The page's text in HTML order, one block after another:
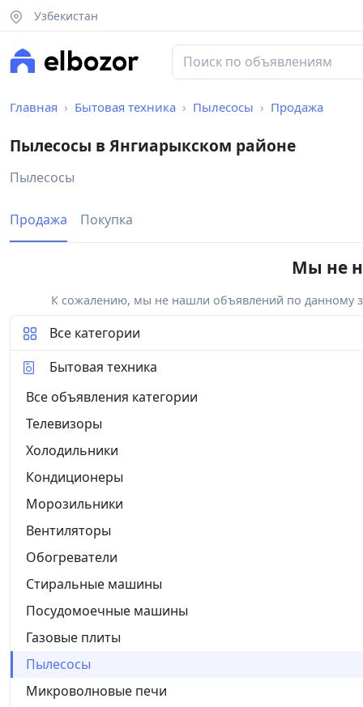
Узбекистан
Главная Бытовая техника Пылесосы Продажа
Пылесосы в Янгиарыкском районе
Пылесосы
Продажа Покупка
Мы не
К сожалению, мы не нашли объявлений по данному
Все категории
Бытовая техника
Все объявления категории
Телевизоры
Холодильники
Кондиционеры
Морозильники
Вентиляторы
Обогреватели
Стиральные машины
Посудомоечные машины
Газовые плиты
Пылесосы
Микроволновые печи